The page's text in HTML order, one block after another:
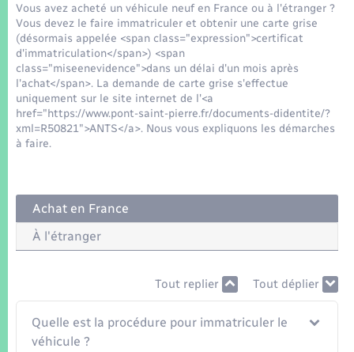
Transports
Voirie et espace public
Vous avez acheté un véhicule neuf en France ou à l'étranger ?
Vous devez le faire immatriculer et obtenir une carte grise
(désormais appelée <span class="expression">certificat
d'immatriculation</span>) <span
class="miseenevidence">dans un délai d'un mois après
l'achat</span>. La demande de carte grise s'effectue
uniquement sur le site internet de l'<a
href="https://www.pont-saint-pierre.fr/documents-didentite/?
xml=R50821">ANTS</a>. Nous vous expliquons les démarches
à faire.
Achat en France
À l'étranger
Tout replier Tout déplier
Quelle est la procédure pour immatriculer le
véhicule ?